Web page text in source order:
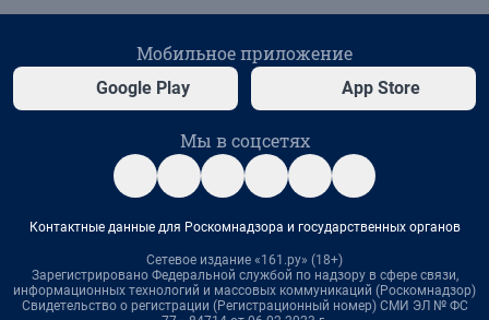
Мобильное приложение
Google Play App Store
Мы в соцсетях
Контактные данные для Роскомнадзора и государственных органов
Сетевое издание «161.ру» (18+)
Зарегистрировано Федеральной службой по надзору в сфере связи,
информационных технологий и массовых коммуникаций (Роскомнадзор)
Свидетельство о регистрации (Регистрационный номер) СМИ ЭЛ № ФС